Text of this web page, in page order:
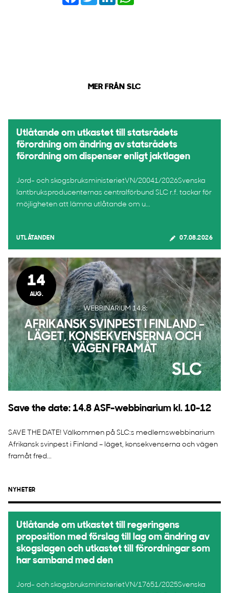
MER FRÅN SLC
Utlåtande om utkastet till statsrådets
förordning om ändring av statsrådets
förordning om dispenser enligt jaktlagen
Jord- och skogsbruksministerietVN/20041/2026Svenska
lantbruksproducenternas centralförbund SLC r.f. tackar för
möjligheten att lämna utlåtande om u...
UTLÅTANDEN 07.08.2026
14
AUG.
Save the date: 14.8 ASF-webbinarium kl. 10-12
SAVE THE DATE! Välkommen på SLC:s medlemswebbinarium
Afrikansk svinpest i Finland – läget, konsekvenserna och vägen
framåt fred...
NYHETER
Utlåtande om utkastet till regeringens
proposition med förslag till lag om ändring av
skogslagen och utkastet till förordningar som
har samband med den
Jord- och skogsbruksministerietVN/17651/2025Svenska